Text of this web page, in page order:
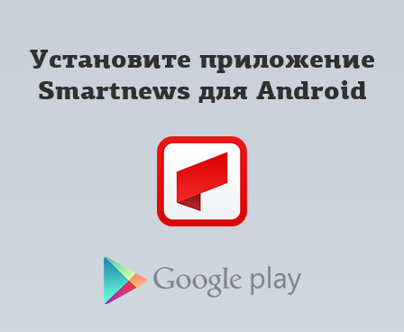
Установите приложение
Smartnews для Android